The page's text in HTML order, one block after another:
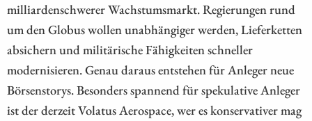
milliardenschwerer Wachstumsmarkt. Regierungen rund
um den Globus wollen unabhängiger werden, Lieferketten
absichern und militärische Fähigkeiten schneller
modernisieren. Genau daraus entstehen für Anleger neue
Börsenstorys. Besonders spannend für spekulative Anleger
ist der derzeit Volatus Aerospace, wer es konservativer mag